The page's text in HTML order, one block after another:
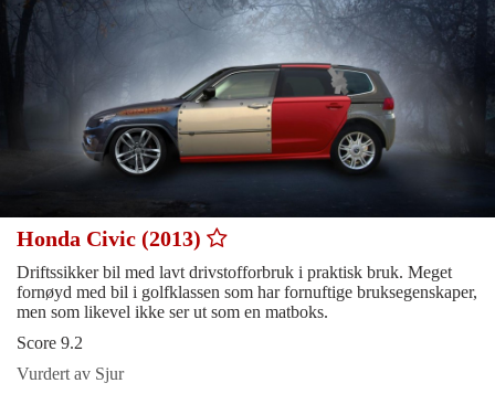
Honda Civic (2013)
Driftssikker bil med lavt drivstofforbruk i praktisk bruk. Meget
fornøyd med bil i golfklassen som har fornuftige bruksegenskaper,
men som likevel ikke ser ut som en matboks.
Score 9.2
Vurdert av Sjur